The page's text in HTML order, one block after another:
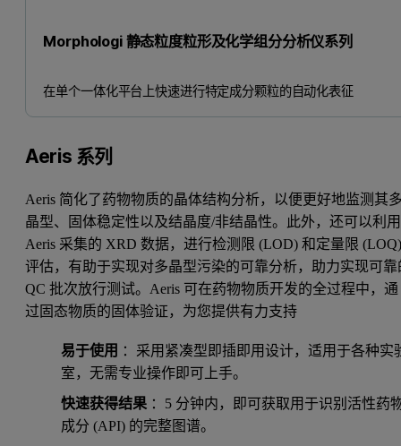
Morphologi 静态粒度粒形及化学组分分析仪系列
在单个一体化平台上快速进行特定成分颗粒的自动化表征
Aeris 系列
Aeris 简化了药物物质的晶体结构分析，以便更好地监测其
晶型、固体稳定性以及结晶度/非结晶性。此外，还可以利用
Aeris 采集的 XRD 数据，进行检测限 (LOD) 和定量限
评估，有助于实现对多晶型污染的可靠分析，助力实现可靠
QC 批次放行测试。Aeris 可在药物物质开发的全过程中，通
过固态物质的固体验证，为您提供有力支持
易于使用 ：采用紧凑型即插即用设计，适用于各种实
室，无需专业操作即可上手。
快速获得结果 ：5 分钟内，即可获取用于识别活性药
成分 (API) 的完整图谱。